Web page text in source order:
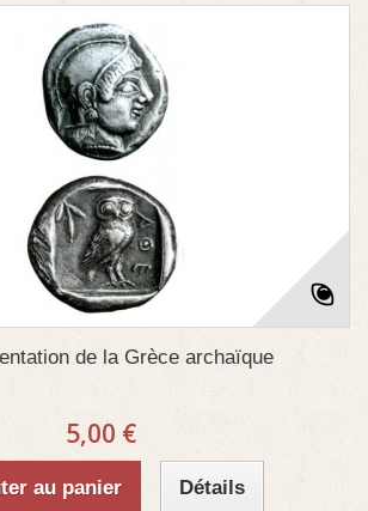
de la Grèce archaïque
5,00 €
au panier Détails